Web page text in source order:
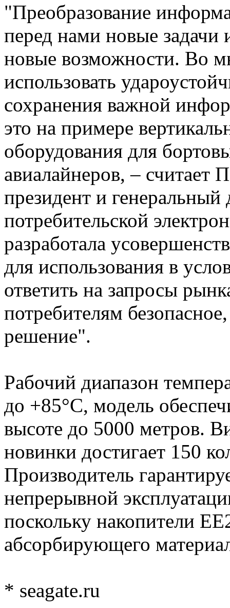
"Преобразование
перед нами новые задачи
новые возможности. Во
использовать
сохранения важной
это на примере
оборудования для
авиалайнеров, – считает
президент и генеральный
потребительской
разработала
для использования в
ответить на запросы
потребителям
решение".
Рабочий диапазон
до +85°С, модель
высоте до 5000 метров.
новинки достигает 150
Производитель
непрерывной
поскольку накопители
абсорбирующего
* seagate.ru